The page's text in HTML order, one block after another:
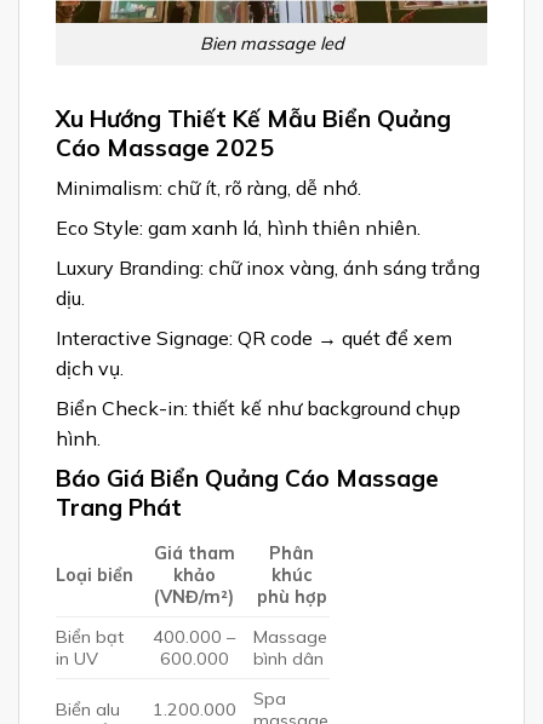
Bien massage led
Xu Hướng Thiết Kế Mẫu Biển Quảng
Cáo Massage 2025
Minimalism: chữ ít, rõ ràng, dễ nhớ.
Eco Style: gam xanh lá, hình thiên nhiên.
Luxury Branding: chữ inox vàng, ánh sáng trắng
dịu.
Interactive Signage: QR code → quét để xem
dịch vụ.
Biển Check-in: thiết kế như background chụp
hình.
Báo Giá Biển Quảng Cáo Massage
Trang Phát
Loại biển
Giá tham
khảo
(VNĐ/m²)
Phân
khúc
phù hợp
Biển bạt
in UV
400.000 –
600.000
Massage
bình dân
Biển alu
1.200.000
Spa